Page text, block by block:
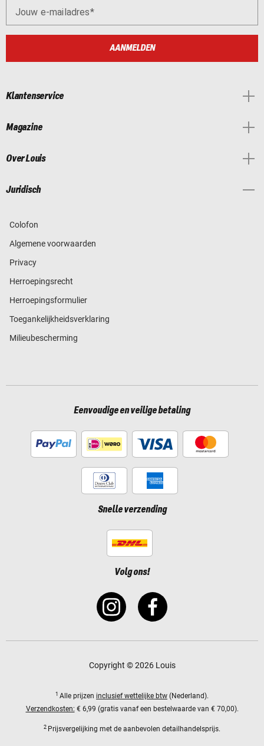
Jouw e-mailadres
AANMELDEN
Klantenservice
Magazine
Over Louis
Juridisch
Colofon
Algemene voorwaarden
Privacy
Herroepingsrecht
Herroepingsformulier
Toegankelijkheidsverklaring
Milieubescherming
Eenvoudige en veilige betaling
Snelle verzending
Volg ons!
Copyright © 2026 Louis
1 Alle prijzen inclusief wettelijke btw (Nederland).
Verzendkosten: € 6,99 (gratis vanaf een bestelwaarde van € 70,00).
2 Prijsvergelijking met de aanbevolen detailhandelsprijs.